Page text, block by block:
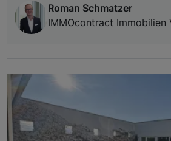
Roman Schmatzer
IMMOcontract Immobilien